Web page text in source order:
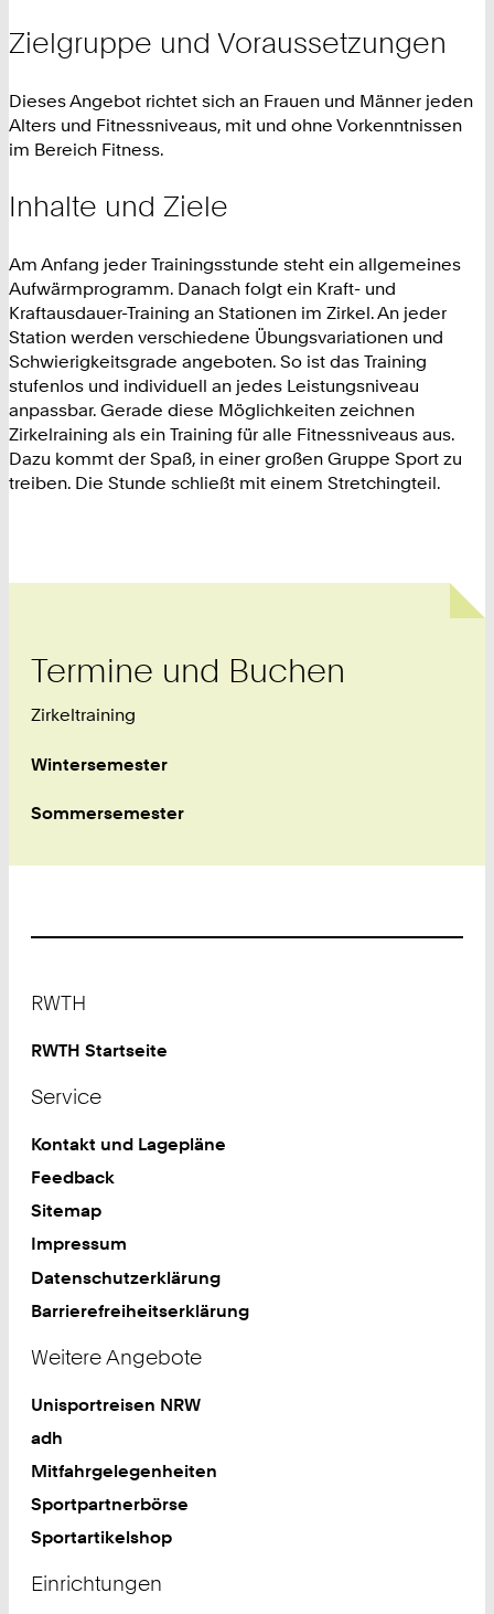
Zielgruppe und Voraussetzungen
Dieses Angebot richtet sich an Frauen und Männer jeden
Alters und Fitnessniveaus, mit und ohne Vorkenntnissen
im Bereich Fitness.
Inhalte und Ziele
Am Anfang jeder Trainingsstunde steht ein allgemeines
Aufwärmprogramm. Danach folgt ein Kraft- und
Kraftausdauer-Training an Stationen im Zirkel. An jeder
Station werden verschiedene Übungsvariationen und
Schwierigkeitsgrade angeboten. So ist das Training
stufenlos und individuell an jedes Leistungsniveau
anpassbar. Gerade diese Möglichkeiten zeichnen
Zirkelraining als ein Training für alle Fitnessniveaus aus.
Dazu kommt der Spaß, in einer großen Gruppe Sport zu
treiben. Die Stunde schließt mit einem Stretchingteil.
Termine und Buchen
Zirkeltraining
Wintersemester
Sommersemester
RWTH
RWTH Startseite
Service
Kontakt und Lagepläne
Feedback
Sitemap
Impressum
Datenschutzerklärung
Barrierefreiheitserklärung
Weitere Angebote
Unisportreisen NRW
adh
Mitfahrgelegenheiten
Sportpartnerbörse
Sportartikelshop
Einrichtungen